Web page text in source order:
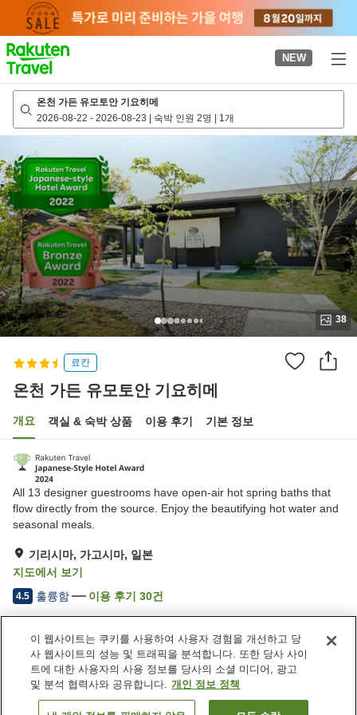
page
NEW
온천 가든 유모토안 기요히메
2026-08-22 - 2026-08-23 | 숙박 인원 2명 | 1개
38
료칸
온천 가든 유모토안 기요히메
개요 객실 & 숙박 상품 이용 후기 기본 정보
All 13 designer guestrooms have open-air hot spring baths that
flow directly from the source. Enjoy the beautifying hot water and
seasonal meals.
기리시마, 가고시마, 일본
지도에서 보기
4.5 훌륭함 이용 후기 30건
숙소 편의 시설/서비스
Wi-Fi
피트니스 클럽 / 헬스장
프라이빗 다이닝
바
이 웹사이트는 쿠키를 사용하여 사용자 경험을 개선하고 당
사 웹사이트의 성능 및 트래픽을 분석합니다. 또한 당사 사이
트에 대한 사용자의 사용 정보를 당사의 소셜 미디어, 광고
및 분석 협력사와 공유합니다. 개인 정보 정책